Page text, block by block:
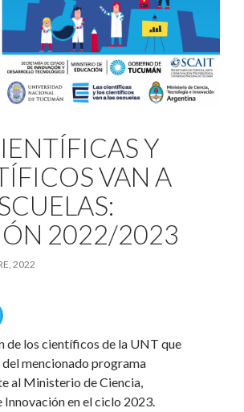
Y
VAN A
2022/2023
2022
de los científicos de la UNT que
mencionado programa
al Ministerio de Ciencia,
Innovación en el ciclo 2023.